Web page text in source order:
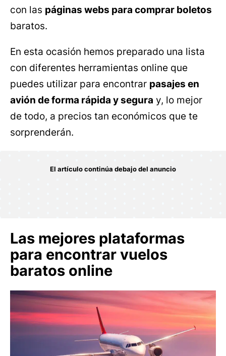
con las páginas webs para comprar boletos
baratos.
En esta ocasión hemos preparado una lista
con diferentes herramientas online que
puedes utilizar para encontrar pasajes en
avión de forma rápida y segura y, lo mejor
de todo, a precios tan económicos que te
sorprenderán.
Las mejores plataformas
para encontrar vuelos
baratos online